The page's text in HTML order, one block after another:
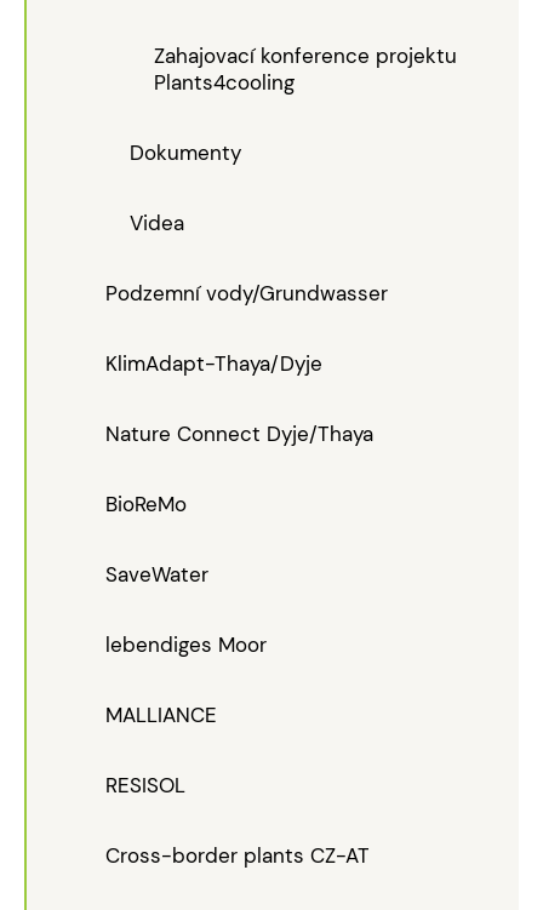
Zahajovací konference projektu
Plants4cooling
Dokumenty
Videa
Podzemní vody/Grundwasser
KlimAdapt-Thaya/Dyje
Nature Connect Dyje/Thaya
BioReMo
SaveWater
lebendiges Moor
MALLIANCE
RESISOL
Cross-border plants CZ-AT